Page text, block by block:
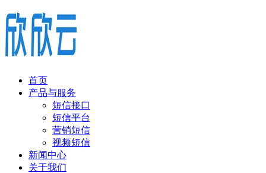
首页
产品与服务
短信接口
短信平台
营销短信
视频短信
新闻中心
关于我们